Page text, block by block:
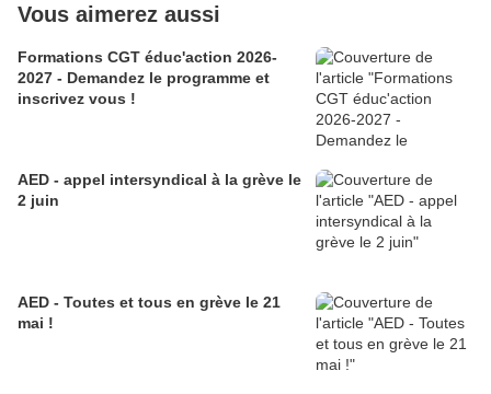
Vous aimerez aussi
Formations CGT éduc'action 2026-
2027 - Demandez le programme et
inscrivez vous !
AED - appel intersyndical à la grève le
2 juin
AED - Toutes et tous en grève le 21
mai !